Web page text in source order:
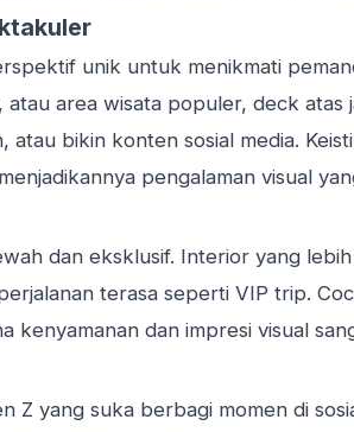
unik untuk menikmati
area wisata populer, deck atas
bikin konten sosial media.
pengalaman visual
dan eksklusif. Interior yang
terasa seperti VIP trip.
kenyamanan dan impresi visual
Z yang suka berbagi momen di